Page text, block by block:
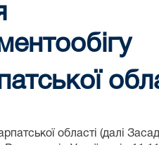
області (далі